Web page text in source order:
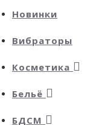
Новинки
Вибраторы
Косметика
Бельё
БДСМ